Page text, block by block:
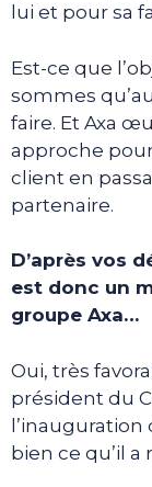
lui et pour sa
Est-ce que
sommes
faire. Et Axa
approche
client en
partenaire.
D’après vos
est donc un
groupe Axa…
Oui, très
président du
l’inauguration
bien ce qu’il a